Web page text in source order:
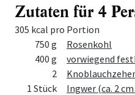
Zutaten für 4
305 kcal pro Portion
MengeZutat
750 g
Rosenkohl
400 g
vorwiegend
2
1 Stück
Ingwer (ca. 2